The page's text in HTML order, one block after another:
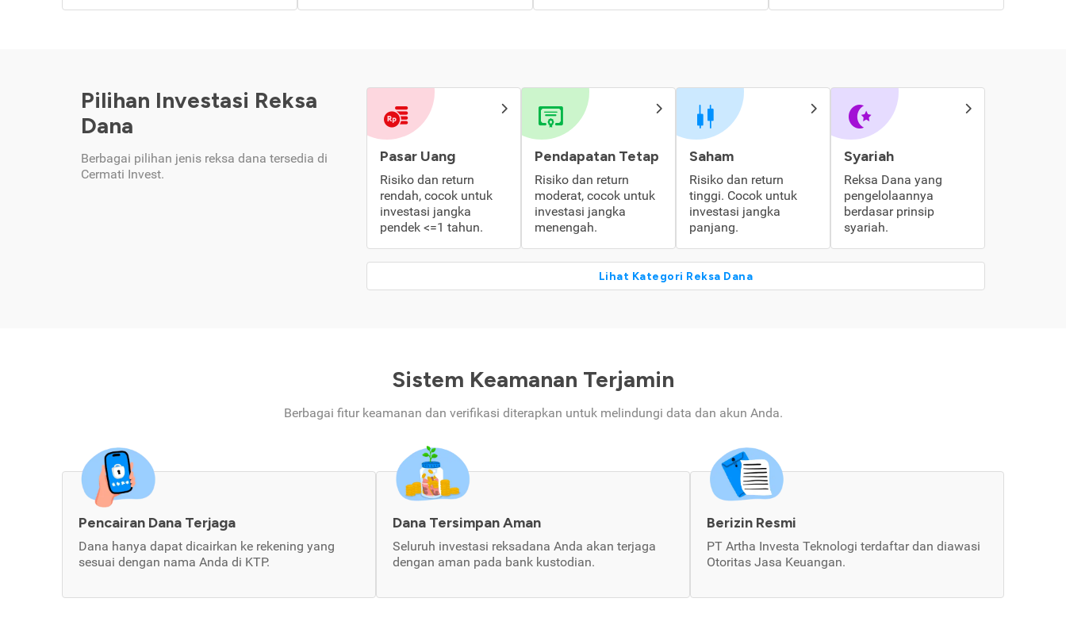
Pilihan Investasi Reksa
Dana
Berbagai pilihan jenis reksa dana tersedia di
Cermati Invest.
Pasar Uang
Risiko dan return
rendah, cocok untuk
investasi jangka
pendek <=1 tahun.
Pendapatan Tetap
Risiko dan return
moderat, cocok untuk
investasi jangka
menengah.
Saham
Risiko dan return
tinggi. Cocok untuk
investasi jangka
panjang.
Syariah
Reksa Dana yang
pengelolaannya
berdasar prinsip
syariah.
Lihat Kategori Reksa Dana
Sistem Keamanan Terjamin
Berbagai fitur keamanan dan verifikasi diterapkan untuk melindungi data dan akun Anda.
Pencairan Dana Terjaga
Dana hanya dapat dicairkan ke rekening yang
sesuai dengan nama Anda di KTP.
Dana Tersimpan Aman
Seluruh investasi reksadana Anda akan terjaga
dengan aman pada bank kustodian.
Berizin Resmi
PT Artha Investa Teknologi terdaftar dan diawasi
Otoritas Jasa Keuangan.